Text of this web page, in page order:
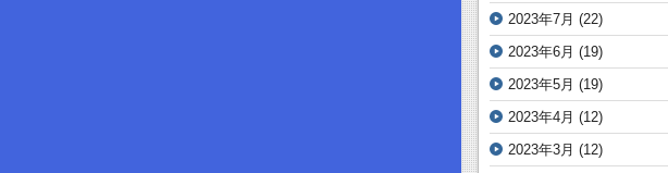
2023年7月 (22)
2023年6月 (19)
2023年5月 (19)
2023年4月 (12)
2023年3月 (12)